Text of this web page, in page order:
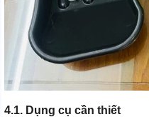
4.1. Dụng cụ cần thiết